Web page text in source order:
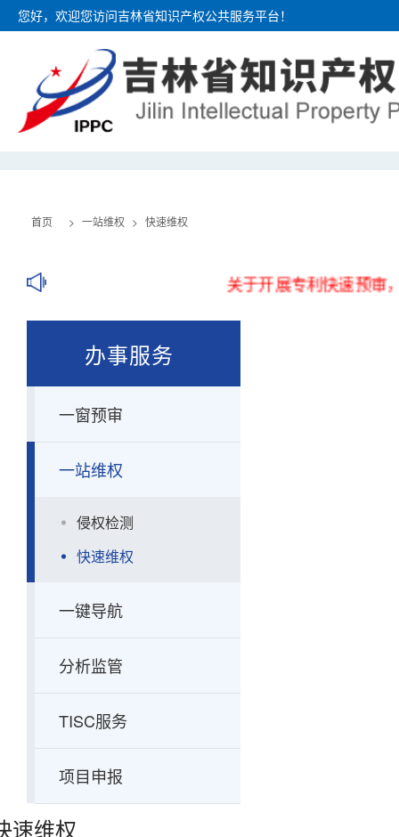
您好，欢迎您访问吉林省知识产权公共服务平台！
首页 > 一站维权 > 快速维权
关于开展专利快速预审，服务
办事服务
一窗预审
一站维权
侵权检测
快速维权
一键导航
分析监管
TISC服务
项目申报
速维权